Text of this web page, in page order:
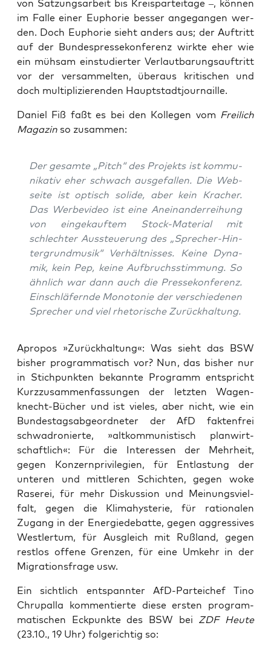
von Sat­zungs­ar­beit bis Kreis­par­tei­ta­ge –, kön­nen
im Fal­le einer Eupho­rie bes­ser ange­gan­gen wer­
den. Doch Eupho­rie sieht anders aus; der Auf­tritt
auf der Bun­des­pres­se­kon­fe­renz wirk­te eher wie
ein müh­sam ein­stu­dier­ter Ver­laut­ba­rungs­auf­tritt
vor der ver­sam­mel­ten, über­aus kri­ti­schen und
doch mul­ti­pli­zie­ren­den Hauptstadtjournaille.
Dani­el Fiß faßt es bei den Kol­le­gen vom Frei­lich
Maga­zin so zusammen:
Der gesam­te „Pitch“ des Pro­jekts ist kom­mu­
ni­ka­tiv eher schwach aus­ge­fal­len. Die Web­
sei­te ist optisch soli­de, aber kein Kra­cher.
Das Wer­be­vi­deoist eine Anein­an­der­rei­hung
von ein­ge­kauf­tem Stock-Mate­ri­al mit
schlech­ter Aus­steue­rung des „Spre­cher-Hin­
ter­grund­mu­sik“ Ver­hält­nis­ses. Kei­ne Dyna­
mik, kein Pep, kei­ne Auf­bruchs­stim­mung. So
ähn­lich war dann auch die Pres­se­kon­fe­renz.
Ein­schlä­fern­de Mono­to­nie der ver­schie­de­nen
Spre­cher und viel rhe­to­ri­sche Zurückhaltung.
Apro­pos »Zurück­hal­tung«: Was sieht das BSW
bis­her pro­gram­ma­tisch vor? Nun, das bis­her nur
in Stich­punk­ten bekann­te Pro­gramm ent­spricht
Kurz­zu­sam­men­fas­sun­gen der letz­ten Wagen­
knecht-Bücher und ist vie­les, aber nicht, wie ein
Bun­des­tags­ab­ge­ord­ne­ter der AfD fak­ten­frei
schwa­dro­nier­te, »alt­kom­mu­nis­tisch plan­wirt­
schaft­lich«: Für die Inter­es­sen der Mehr­heit,
gegen Kon­zern­pri­vi­le­gi­en, für Ent­las­tung der
unte­ren und mitt­le­ren Schich­ten, gegen woke
Rase­rei, für mehr Dis­kus­si­on und Mei­nungs­viel­
falt, gegen die Kli­ma­hys­te­rie, für ratio­na­len
Zugang in der Ener­gie­de­bat­te, gegen aggres­si­ves
West­ler­tum, für Aus­gleich mit Ruß­land, gegen
rest­los offe­ne Gren­zen, für eine Umkehr in der
Migra­ti­ons­fra­ge usw.
Ein sicht­lich ent­spann­ter AfD-Par­tei­chef Tino
Chrup­al­la kom­men­tier­te die­se ers­ten pro­gram­
ma­ti­schen Eck­punk­te des BSW bei ZDF Heu­te
(23.10., 19 Uhr) fol­ge­rich­tig so: